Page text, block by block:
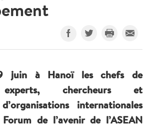
juin à Hanoï les chefs de
experts, chercheurs et
internationales
de l’avenir de l’ASEAN